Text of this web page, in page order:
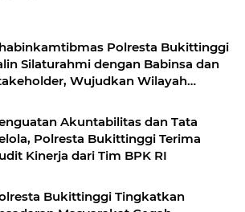
Polresta Bukittinggi
Silaturahmi dengan Babinsa dan
Wujudkan Wilayah
Akuntabilitas dan Tata
Polresta Bukittinggi Terima
Kinerja dari Tim BPK RI
Bukittinggi Tingkatkan